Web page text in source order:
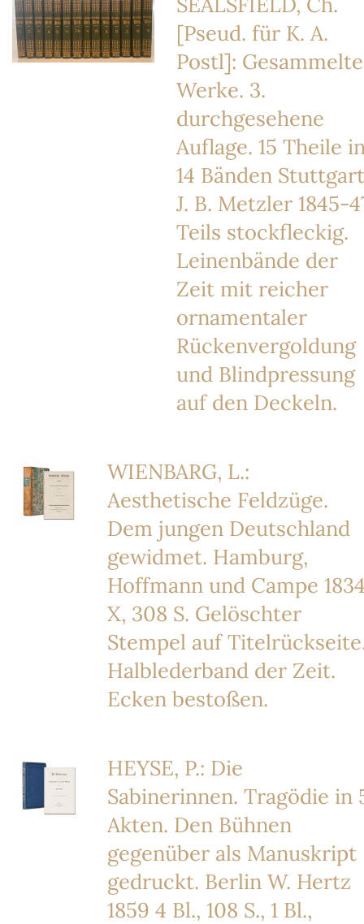
[Pseud. für K. A.
Postl]: Gesammelte
Werke. 3.
durchgesehene
Auflage. 15 Theile
14 Bänden Stuttgart
J. B. Metzler 1845-
Teils stockfleckig.
Leinenbände der
Zeit mit reicher
ornamentaler
Rückenvergoldung
und Blindpressung
auf den Deckeln.
WIENBARG, L.:
Aesthetische Feldzüge.
Dem jungen Deutschland
gewidmet. Hamburg,
Hoffmann und Campe
X, 308 S. Gelöschter
Stempel auf
Halblederband der Zeit.
Ecken bestoßen.
HEYSE, P.: Die
Sabinerinnen. Tragödie in
Akten. Den Bühnen
gegenüber als Manuskript
gedruckt. Berlin W. Hertz
1859 4 Bl., 108 S., 1 Bl.,